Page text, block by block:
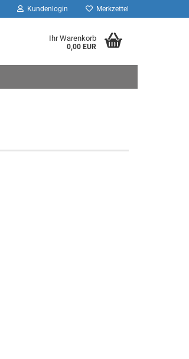
Kundenlogin Merkzettel
Ihr Warenkorb
0,00 EUR